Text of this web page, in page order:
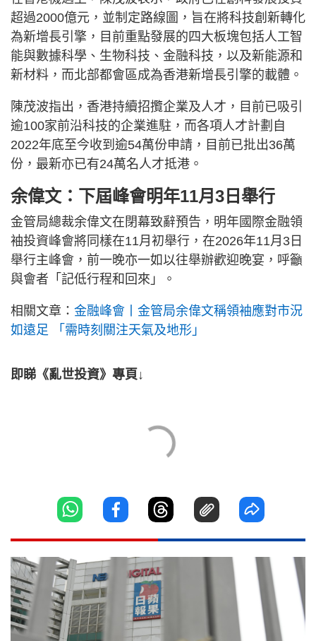
超過2000億元，並制定路線圖，旨在將科技創新轉化
為新增長引擎，目前重點發展的四大板塊包括人工智
能與數據科學、生物科技、金融科技，以及新能源和
新材料，而北部都會區成為香港新增長引擎的載體。
陳茂波指出，香港持續招攬企業及人才，目前已吸引
逾100家前沿科技的企業進駐，而各項人才計劃自
2022年底至今收到逾54萬份申請，目前已批出36萬
份，最新亦已有24萬名人才抵港。
余偉文：下屆峰會明年11月3日舉行
金管局總裁余偉文在閉幕致辭預告，明年國際金融領
袖投資峰會將同樣在11月初舉行，在2026年11月3日
舉行主峰會，前一晚亦一如以往舉辦歡迎晚宴，呼籲
與會者「記低行程和回來」。
相關文章： 金融峰會丨金管局余偉文稱領袖應對市況
如遠足 「需時刻關注天氣及地形」
即睇《亂世投資》專頁↓